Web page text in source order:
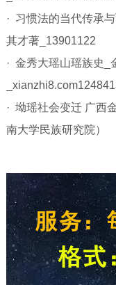
· 习惯法的当代传承
其才著_13901122
· 金秀大瑶山瑶族史_
· 坳瑶社会变迁 广西
南大学民族研究院）